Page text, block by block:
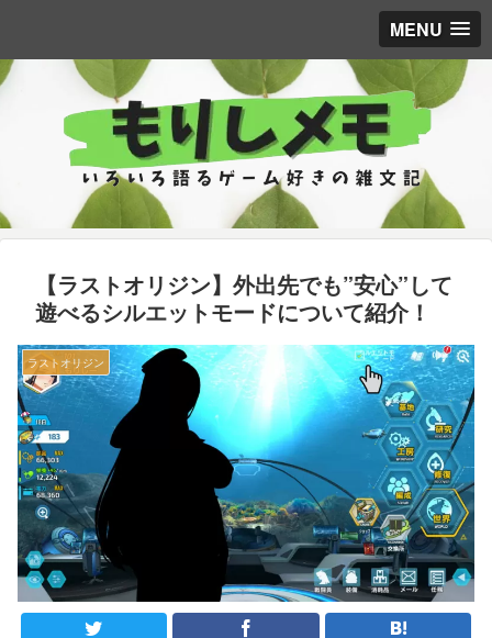
MENU
【ラストオリジン】外出先でも”安心”して
遊べるシルエットモードについて紹介！
ラストオリジン